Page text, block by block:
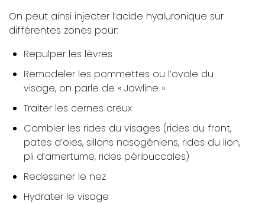
On peut ainsi injecter l’acide hyaluronique sur
différentes zones pour:
Repulper les lèvres
Remodeler les pommettes ou l’ovale du
visage, on parle de « Jawline »
Traiter les cernes creux
Combler les rides du visages (rides du front,
pates d’oies, sillons nasogéniens, rides du lion,
pli d’amertume, rides péribuccales)
Redessiner le nez
Hydrater le visage